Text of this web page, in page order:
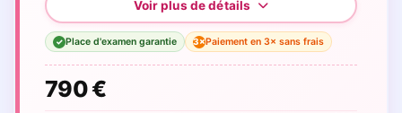
✓ Place d'examen garantie 3×Paiement en 3× sans frais
790 €